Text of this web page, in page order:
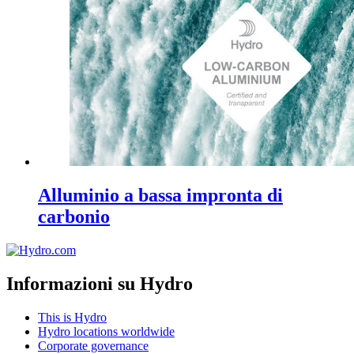
Alluminio a bassa impronta di
carbonio
Informazioni su Hydro
This is Hydro
Hydro locations worldwide
Corporate governance